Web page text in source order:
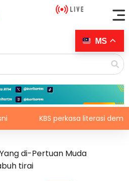
KBS perkasa literasi
di-Pertuan Muda
tirai
MS